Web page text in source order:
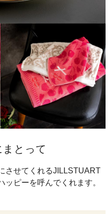
とって
させてくれるJILLSTUART
ピーを呼んでくれます。